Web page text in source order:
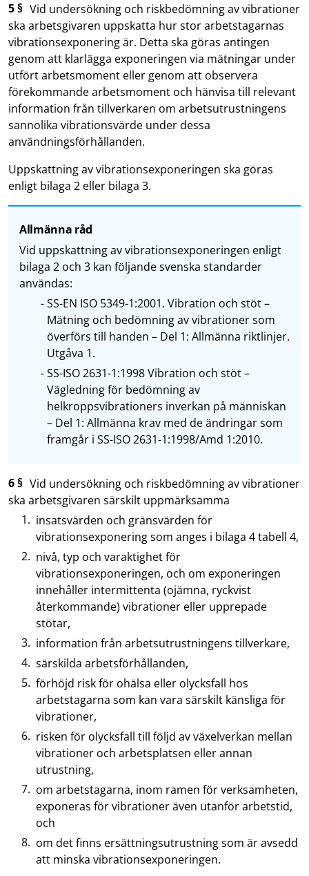
5 § Vid undersökning och riskbedömning av vibrationer
ska arbetsgivaren uppskatta hur stor arbetstagarnas
vibrationsexponering är. Detta ska göras antingen
genom att klarlägga exponeringen via mätningar under
utfört arbetsmoment eller genom att observera
förekommande arbetsmoment och hänvisa till relevant
information från tillverkaren om arbetsutrustningens
sannolika vibrationsvärde under dessa
användningsförhållanden.
Uppskattning av vibrationsexponeringen ska göras
enligt bilaga 2 eller bilaga 3.
Allmänna råd
Vid uppskattning av vibrationsexponeringen enligt
bilaga 2 och 3 kan följande svenska standarder
användas:
SS-EN ISO 5349-1:2001. Vibration och stöt –
Mätning och bedömning av vibrationer som
överförs till handen – Del 1: Allmänna riktlinjer.
Utgåva 1.
SS-ISO 2631-1:1998 Vibration och stöt –
Vägledning för bedömning av
helkroppsvibrationers inverkan på människan
– Del 1: Allmänna krav med de ändringar som
framgår i SS-ISO 2631-1:1998/Amd 1:2010.
6 § Vid undersökning och riskbedömning av vibrationer
ska arbetsgivaren särskilt uppmärksamma
insatsvärden och gränsvärden för
vibrationsexponering som anges i bilaga 4 tabell 4,
nivå, typ och varaktighet för
vibrationsexponeringen, och om exponeringen
innehåller intermittenta (ojämna, ryckvist
återkommande) vibrationer eller upprepade
stötar,
information från arbetsutrustningens tillverkare,
särskilda arbetsförhållanden,
förhöjd risk för ohälsa eller olycksfall hos
arbetstagarna som kan vara särskilt känsliga för
vibrationer,
risken för olycksfall till följd av växelverkan mellan
vibrationer och arbetsplatsen eller annan
utrustning,
om arbetstagarna, inom ramen för verksamheten,
exponeras för vibrationer även utanför arbetstid,
och
om det finns ersättningsutrustning som är avsedd
att minska vibrationsexponeringen.